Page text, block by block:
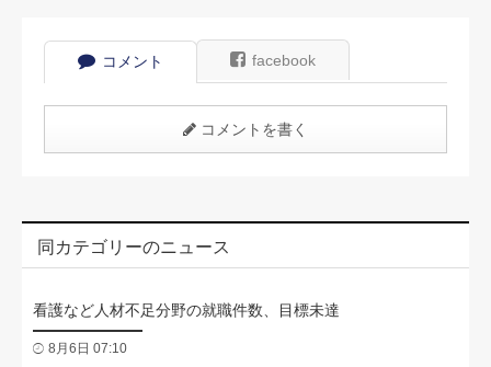
コメント facebook
コメントを書く
同カテゴリーのニュース
看護など人材不足分野の就職件数、目標未達
8月6日 07:10